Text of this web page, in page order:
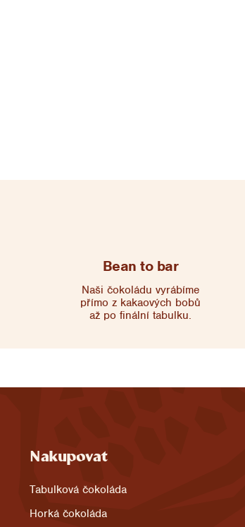
Bean to bar
Naši čokoládu vyrábíme
přímo z kakaových bobů
až po finální tabulku.
Nakupovat
Tabulková čokoláda
Horká čokoláda